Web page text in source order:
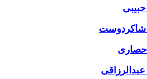
حبیبی
شاکردوست
حصاری